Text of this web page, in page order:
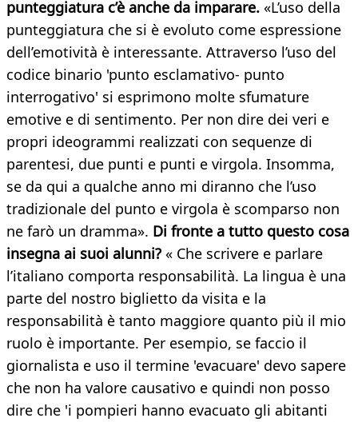
punteggiatura c’è anche da imparare. «L’uso della
punteggiatura che si è evoluto come espressione
dell’emotività è interessante. Attraverso l’uso del
codice binario 'punto esclamativo- punto
interrogativo' si esprimono molte sfumature
emotive e di sentimento. Per non dire dei veri e
propri ideogrammi realizzati con sequenze di
parentesi, due punti e punti e virgola. Insomma,
se da qui a qualche anno mi diranno che l’uso
tradizionale del punto e virgola è scomparso non
ne farò un dramma». Di fronte a tutto questo cosa
insegna ai suoi alunni? « Che scrivere e parlare
l’italiano comporta responsabilità. La lingua è una
parte del nostro biglietto da visita e la
responsabilità è tanto maggiore quanto più il mio
ruolo è importante. Per esempio, se faccio il
giornalista e uso il termine 'evacuare' devo sapere
che non ha valore causativo e quindi non posso
dire che 'i pompieri hanno evacuato gli abitanti